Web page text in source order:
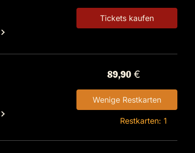
Tickets kaufen
89,90 €
Wenige Restkarten
Restkarten: 1